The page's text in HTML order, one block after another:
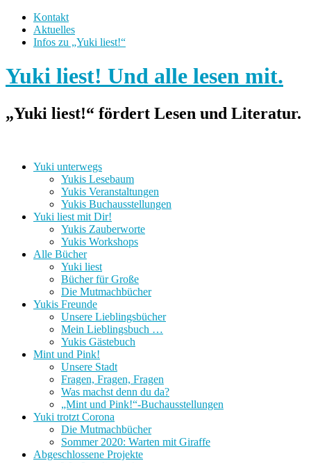
Kontakt
Aktuelles
Infos zu „Yuki liest!“
Yuki liest! Und alle lesen mit.
„Yuki liest!“ fördert Lesen und Literatur.
Yuki unterwegs
Yukis Lesebaum
Yukis Veranstaltungen
Yukis Buchausstellungen
Yuki liest mit Dir!
Yukis Zauberworte
Yukis Workshops
Alle Bücher
Yuki liest
Bücher für Große
Die Mutmachbücher
Yukis Freunde
Unsere Lieblingsbücher
Mein Lieblingsbuch …
Yukis Gästebuch
Mint und Pink!
Unsere Stadt
Fragen, Fragen, Fragen
Was machst denn du da?
„Mint und Pink!“-Buchausstellungen
Yuki trotzt Corona
Die Mutmachbücher
Sommer 2020: Warten mit Giraffe
Abgeschlossene Projekte